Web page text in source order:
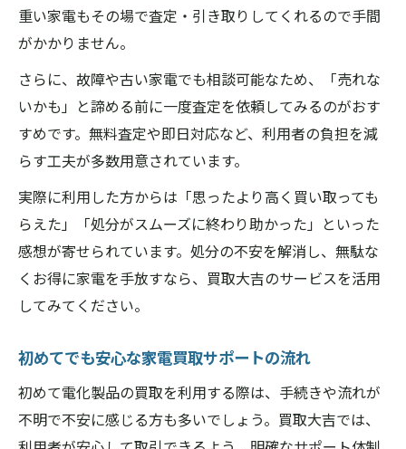
重い家電もその場で査定・引き取りしてくれるので手間
がかかりません。
さらに、故障や古い家電でも相談可能なため、「売れな
いかも」と諦める前に一度査定を依頼してみるのがおす
すめです。無料査定や即日対応など、利用者の負担を減
らす工夫が多数用意されています。
実際に利用した方からは「思ったより高く買い取っても
らえた」「処分がスムーズに終わり助かった」といった
感想が寄せられています。処分の不安を解消し、無駄な
くお得に家電を手放すなら、買取大吉のサービスを活用
してみてください。
初めてでも安心な家電買取サポートの流れ
初めて電化製品の買取を利用する際は、手続きや流れが
不明で不安に感じる方も多いでしょう。買取大吉では、